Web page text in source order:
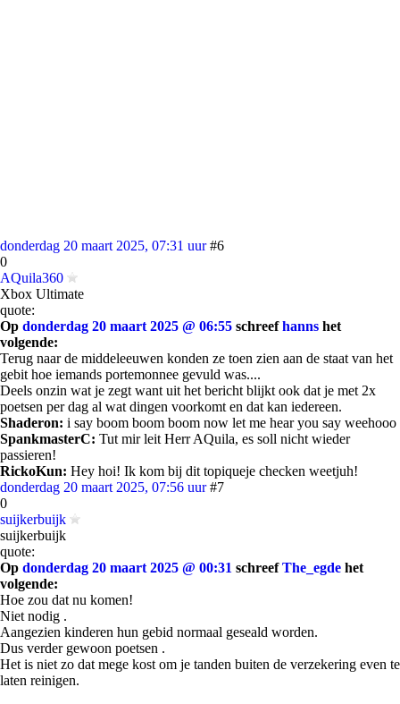
donderdag 20 maart 2025, 07:31 uur #6
0
AQuila360
Xbox Ultimate
quote:
Op donderdag 20 maart 2025 @ 06:55 schreefhanns het
volgende:
Terug naar de middeleeuwen konden ze toen zien aan de staat van het
gebit hoe iemands portemonnee gevuld was....
Deels onzin wat je zegt want uit het bericht blijkt ook dat je met 2x
poetsen per dag al wat dingen voorkomt en dat kan iedereen.
Shaderon: i say boom boom boom now let me hear you say weehooo
SpankmasterC: Tut mir leit Herr AQuila, es soll nicht wieder
passieren!
RickoKun: Hey hoi! Ik kom bij dit topiqueje checken weetjuh!
donderdag 20 maart 2025, 07:56 uur #7
0
suijkerbuijk
suijkerbuijk
quote:
Op donderdag 20 maart 2025 @ 00:31 schreefThe_egde het
volgende:
Hoe zou dat nu komen!
Niet nodig .
Aangezien kinderen hun gebid normaal geseald worden.
Dus verder gewoon poetsen .
Het is niet zo dat mege kost om je tanden buiten de verzekering even te
laten reinigen.